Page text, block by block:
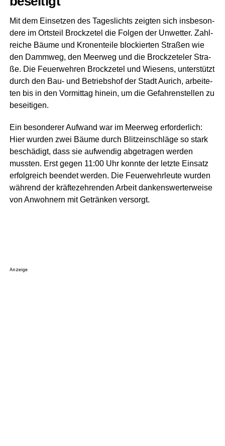
Mit dem Ein­set­zen des Tages­lichts zeig­ten sich ins­be­son­
de­re im Orts­teil Brock­ze­tel die Fol­gen der Unwet­ter. Zahl­
rei­che Bäu­me und Kro­nen­tei­le blo­ckier­ten Stra­ßen wie
den Damm­weg, den Meer­weg und die Brock­ze­te­ler Stra­
ße. Die Feu­er­weh­ren Brock­ze­tel und Wie­sens, unter­stützt
durch den Bau- und Betriebs­hof der Stadt Aurich, arbei­te­
ten bis in den Vor­mit­tag hin­ein, um die Gefah­ren­stel­len zu
beseitigen.
Ein beson­de­rer Auf­wand war im Meer­weg erfor­der­lich:
Hier wur­den zwei Bäu­me durch Blitz­ein­schlä­ge so stark
beschä­digt, dass sie auf­wen­dig abge­tra­gen wer­den
muss­ten. Erst gegen 11:00 Uhr konn­te der letz­te Ein­satz
erfolg­reich been­det wer­den. Die Feu­er­wehr­leu­te wur­den
wäh­rend der kräf­te­zeh­ren­den Arbeit dan­kens­wer­ter­wei­se
von Anwoh­nern mit Geträn­ken versorgt.
Anzeige